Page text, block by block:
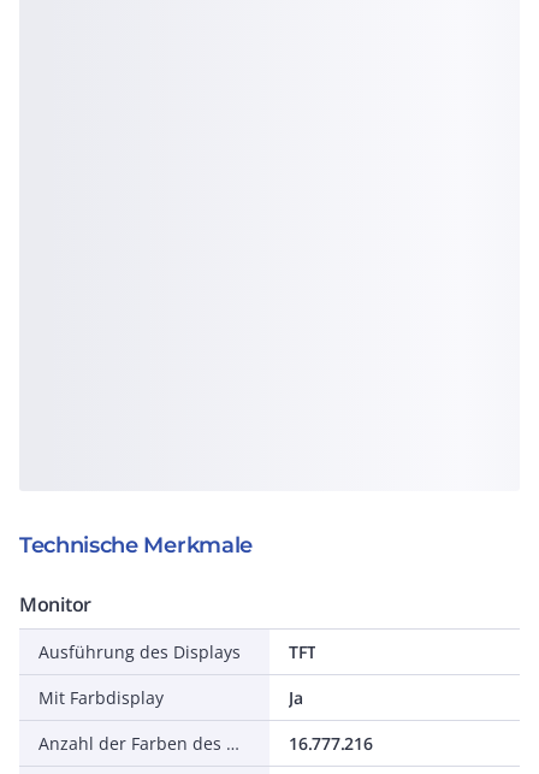
Technische Merkmale
Monitor
Ausführung des Displays
TFT
Mit Farbdisplay
Ja
Anzahl der Farben des Displays
16.777.216